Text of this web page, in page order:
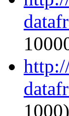
1000)